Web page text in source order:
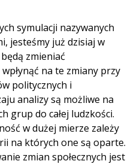
symulacji nazywanych
jesteśmy już dzisiaj w
zmieniać
na te zmiany przy
politycznych i
analizy są możliwe na
grup do całej ludzkości.
w dużej mierze zależy
na których one są oparte.
zmian społecznych jest